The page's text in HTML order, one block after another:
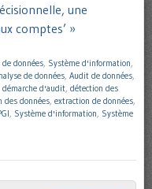
une
comptes’ »
données Système d'information
de données Audit de données
démarche d'audit détection des
des données extraction de données
Système d'information Système